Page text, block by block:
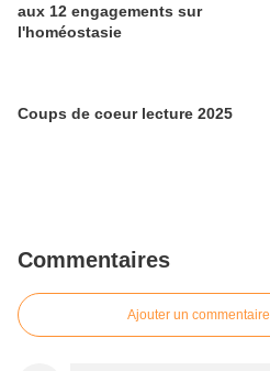
aux 12 engagements sur
l'homéostasie
Coups de coeur lecture 2025
Commentaires
Ajouter un commentaire